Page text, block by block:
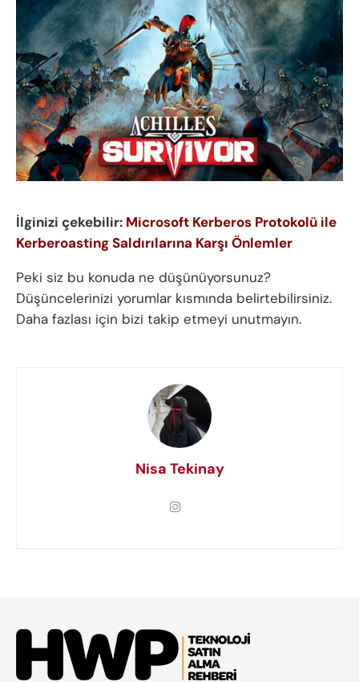
İlginizi çekebilir: Microsoft Kerberos Protokolü ile
Kerberoasting Saldırılarına Karşı Önlemler
Peki siz bu konuda ne düşünüyorsunuz?
Düşüncelerinizi yorumlar kısmında belirtebilirsiniz.
Daha fazlası için bizi takip etmeyi unutmayın.
Nisa Tekinay